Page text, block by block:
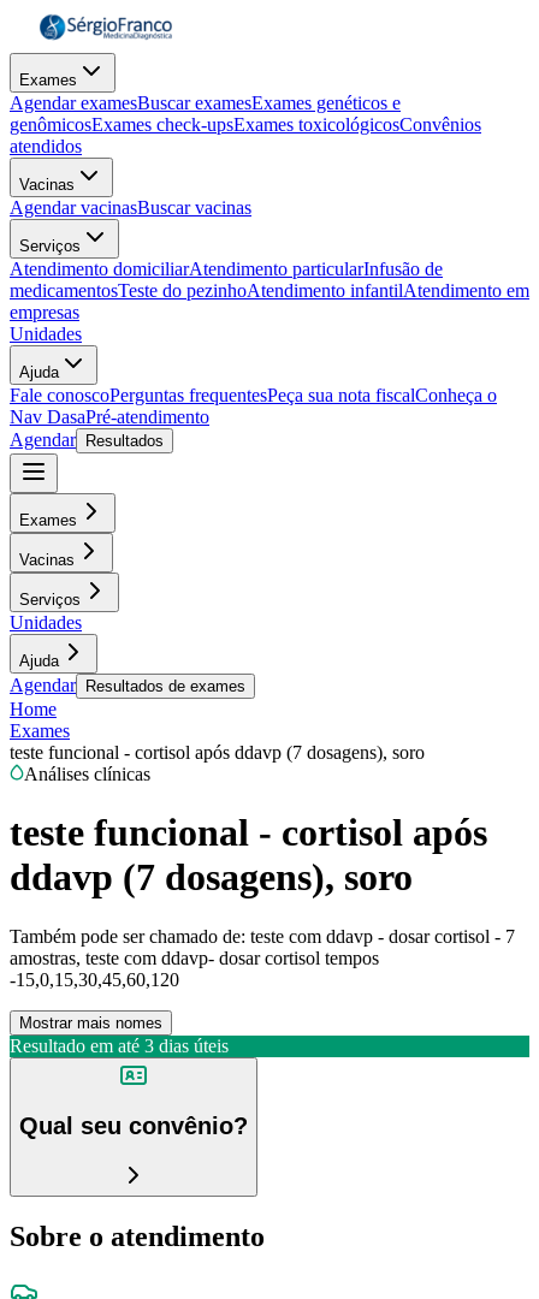
Exames
Agendar examesBuscar examesExames genéticos e
genômicosExames check-upsExames toxicológicosConvênios
atendidos
Vacinas
Agendar vacinasBuscar vacinas
Serviços
Atendimento domiciliarAtendimento particularInfusão de
medicamentosTeste do pezinhoAtendimento infantilAtendimento em
empresas
Unidades
Ajuda
Fale conoscoPerguntas frequentesPeça sua nota fiscalConheça o
Nav DasaPré-atendimento
Agendar
Resultados
Exames
Vacinas
Serviços
Unidades
Ajuda
Agendar Resultados de exames
Home
Exames
teste funcional - cortisol após ddavp (7 dosagens), soro
Análises clínicas
teste funcional - cortisol após
ddavp (7 dosagens), soro
Também pode ser chamado de: teste com ddavp - dosar cortisol - 7
amostras, teste com ddavp- dosar cortisol tempos
-15,0,15,30,45,60,120
Mostrar mais nomes
Resultado em até 3 dias úteis
Qual seu convênio?
Sobre o atendimento